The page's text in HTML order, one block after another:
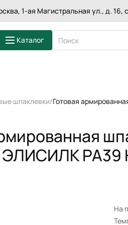
1-ая Магистральная ул., д. 16,
Каталог
ШПАКЛЕВКИ
КЛЕИ ДЛЯ
ЗАТИРКИ
СМЕСИ ДЛЯ
шпаклевки Готовая
армированная шпаклевка
РА39
На